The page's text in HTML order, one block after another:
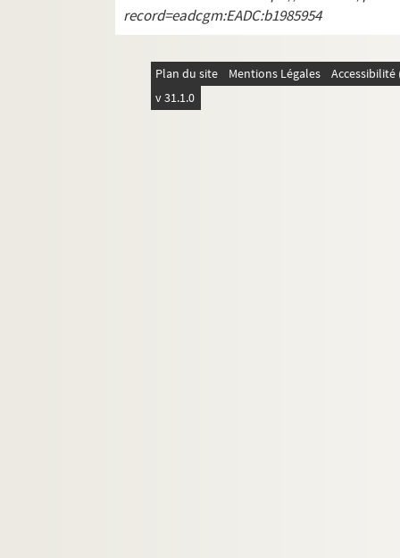
record=eadcgm:EADC:b1985954
Plan du site Mentions Légales
v 31.1.0